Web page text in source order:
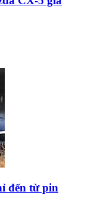
đến từ pin